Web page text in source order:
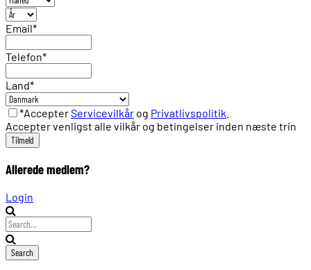
Email*
Telefon*
Land*
*AccepterServicevilkår og Privatlivspolitik
Accepter venligst alle vilkår og betingelser inden næste trin
Allerede medlem?
Login